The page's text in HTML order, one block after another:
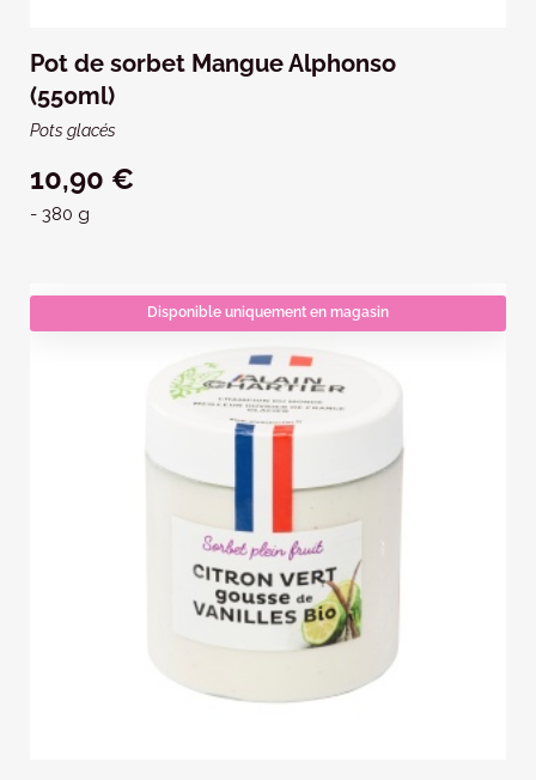
Pot de sorbet Mangue Alphonso
(550ml)
Pots glacés
10,90 €
- 380 g
Disponible uniquement en magasin